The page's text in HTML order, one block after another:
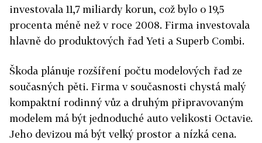
investovala 11,7 miliardy korun, což bylo o 19,5
procenta méně než v roce 2008. Firma investovala
hlavně do produktových řad Yeti a Superb Combi.
Škoda plánuje rozšíření počtu modelových řad ze
současných pěti. Firma v současnosti chystá malý
kompaktní rodinný vůz a druhým připravovaným
modelem má být jednoduché auto velikosti Octavie.
Jeho devizou má být velký prostor a nízká cena.